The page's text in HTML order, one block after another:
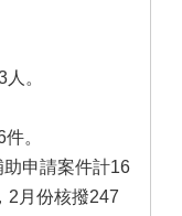
。
。
申請案件計16
2月份核撥247